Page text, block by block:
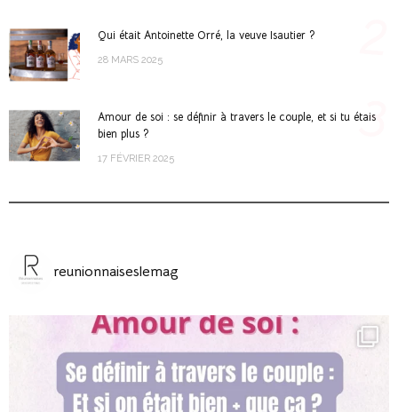
Qui était Antoinette Orré, la veuve Isautier ?
28 MARS 2025
Amour de soi : se définir à travers le couple, et si tu étais
bien plus ?
17 FÉVRIER 2025
3
reunionnaiseslemag